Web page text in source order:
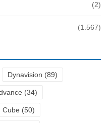
(2)
(1.567)
Dynavision (89)
(34)
Cube (50)